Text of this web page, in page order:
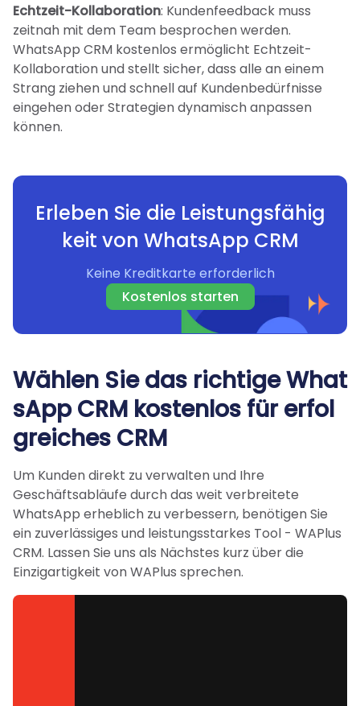
Echtzeit-Kollaboration: Kundenfeedback muss
zeitnah mit dem Team besprochen werden.
WhatsApp CRM kostenlos ermöglicht Echtzeit-
Kollaboration und stellt sicher, dass alle an einem
Strang ziehen und schnell auf Kundenbedürfnisse
eingehen oder Strategien dynamisch anpassen
können.
Erleben Sie die Leistungsfähig
keit von WhatsApp CRM
Keine Kreditkarte erforderlich
Kostenlos starten
Wählen Sie das richtige What
sApp CRM kostenlos für erfol
greiches CRM
Um Kunden direkt zu verwalten und Ihre
Geschäftsabläufe durch das weit verbreitete
WhatsApp erheblich zu verbessern, benötigen Sie
ein zuverlässiges und leistungsstarkes Tool - WAPlus
CRM. Lassen Sie uns als Nächstes kurz über die
Einzigartigkeit von WAPlus sprechen.